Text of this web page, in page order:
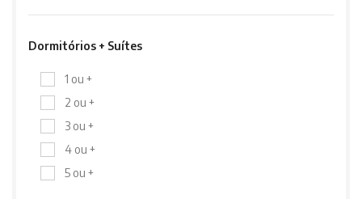
Dormitórios + Suítes
1 ou +
2 ou +
3 ou +
4 ou +
5 ou +